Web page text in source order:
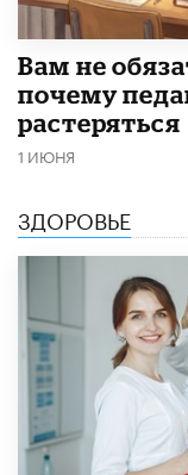
​Вам не
почему
растеряться
1 ИЮНЯ
ЗДОРОВЬЕ